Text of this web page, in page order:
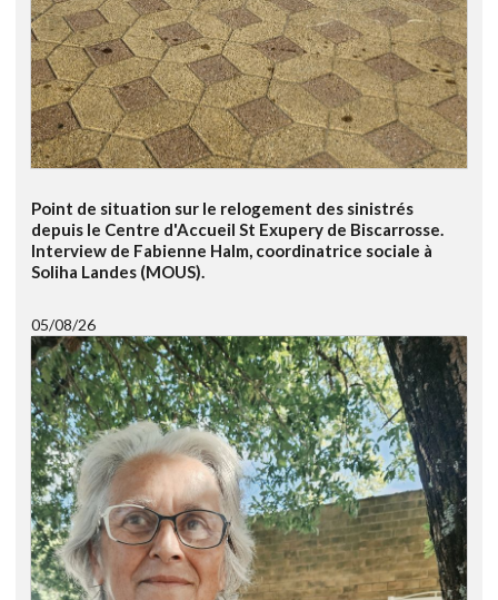
Point de situation sur le relogement des sinistrés
depuis le Centre d'Accueil St Exupery de Biscarrosse.
Interview de Fabienne Halm, coordinatrice sociale à
Soliha Landes (MOUS).
05/08/26